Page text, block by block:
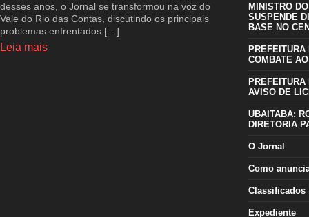
desses anos, o Jornal se transformou na voz do
Vale do Rio das Contas, discutindo os principais
problemas enfrentados […]
Leia mais
MINISTRO
SUSPENDE
BASE NO
COMBATE
AVISO DE
UBAITABA:
DIRETORIA
O Jornal
Como
Classificados
Expediente